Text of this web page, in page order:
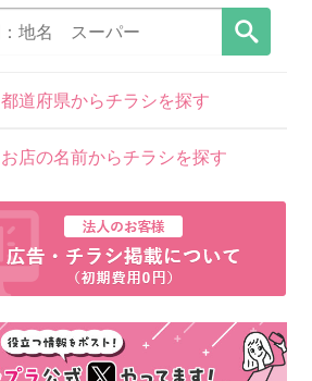
都道府県からチラシを探す
お店の名前からチラシを探す